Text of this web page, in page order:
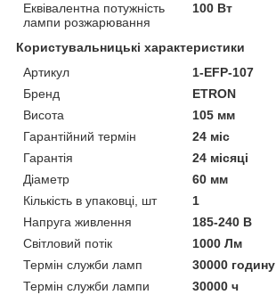
Еквівалентна потужність
лампи розжарювання
100 Вт
Користувальницькі характеристики
Артикул
1-EFP-107
Бренд
ETRON
Висота
105 мм
Гарантійний термін
24 міс
Гарантія
24 місяці
Діаметр
60 мм
Кількість в упаковці, шт
1
Напруга живлення
185-240 В
Світловий потік
1000 Лм
Термін служби ламп
30000 годину
Термін служби лампи
30000 ч